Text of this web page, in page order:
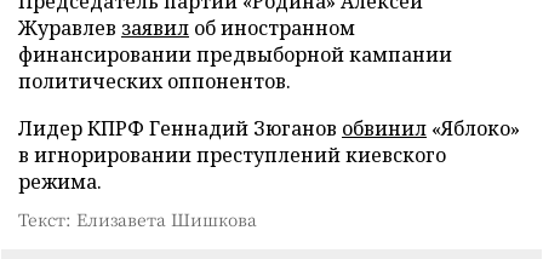
Журавлев заявил об иностранном
финансировании предвыборной кампании
политических оппонентов.
Лидер КПРФ Геннадий Зюганов обвинил «Яблоко»
в игнорировании преступлений киевского
режима.
Текст: Елизавета Шишкова